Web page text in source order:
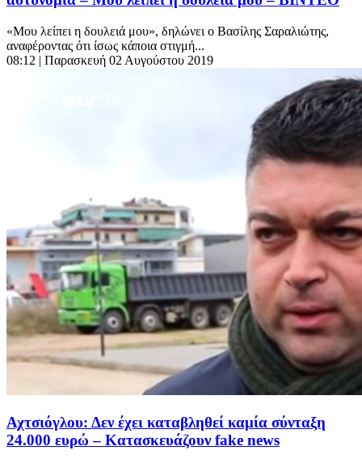
«Μου λείπει η δουλειά μου», δηλώνει ο Βασίλης Σαραλιώτης,
αναφέροντας ότι ίσως κάποια στιγμή...
08:12 | Παρασκευή 02 Αυγούστου 2019
Αχτσιόγλου: Δεν έχει καταβληθεί καμία σύνταξη
24.000 ευρώ – Κατασκευάζουν fake news